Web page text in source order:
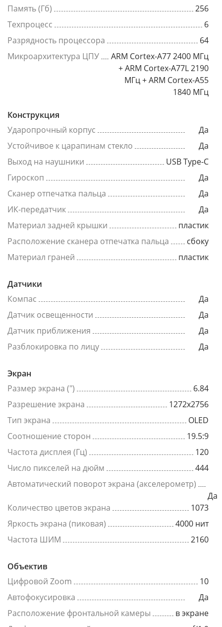
Память (Гб)
256
Техпроцесс
6
Разрядность процессора
64
Микроархитектура ЦПУ
ARM Cortex-A77 2400 МГц
+ ARM Cortex-A77L 2190
МГц + ARM Cortex-A55
1840 МГц
Конструкция
Ударопрочный корпус
Да
Устойчивое к царапинам стекло
Да
Выход на наушники
USB Type-C
Гироскоп
Да
Сканер отпечатка пальца
Да
ИК-передатчик
Да
Материал задней крышки
пластик
Расположение сканера отпечатка пальца
сбоку
Материал граней
пластик
Датчики
Компас
Да
Датчик освещенности
Да
Датчик приближения
Да
Разблокировка по лицу
Да
Экран
Размер экрана (")
6.84
Разрешение экрана
1272x2756
Тип экрана
OLED
Соотношение сторон
19.5:9
Частота дисплея (Гц)
120
Число пикселей на дюйм
444
Автоматический поворот экрана (акселерометр)
Да
Количество цветов экрана
1073
Яркость экрана (пиковая)
4000 нит
Частота ШИМ
2160
Объектив
Цифровой Zoom
10
Автофокусировка
Да
Расположение фронтальной камеры
в экране